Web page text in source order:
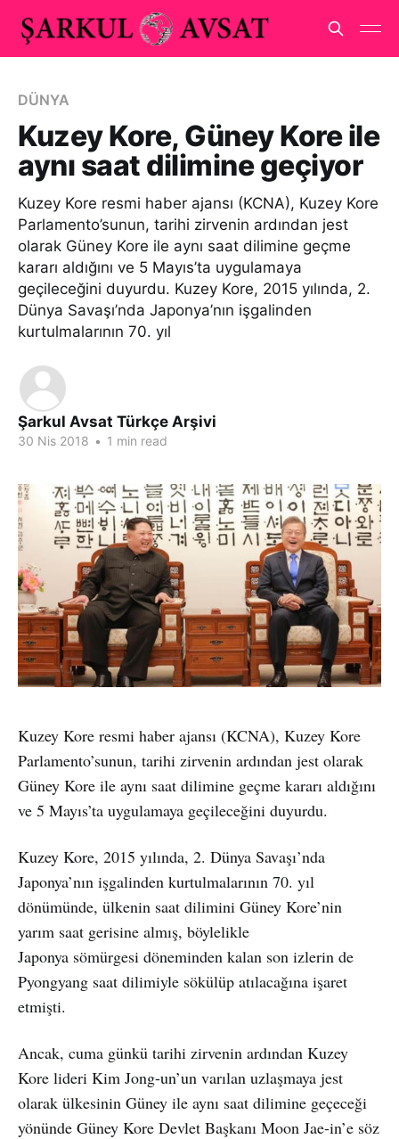
DÜNYA
Kuzey Kore, Güney Kore ile
aynı saat dilimine geçiyor
Kuzey Kore resmi haber ajansı (KCNA), Kuzey Kore
Parlamento’sunun, tarihi zirvenin ardından jest
olarak Güney Kore ile aynı saat dilimine geçme
kararı aldığını ve 5 Mayıs’ta uygulamaya
geçileceğini duyurdu. Kuzey Kore, 2015 yılında, 2.
Dünya Savaşı’nda Japonya’nın işgalinden
kurtulmalarının 70. yıl
Şarkul Avsat Türkçe Arşivi
30 Nis 2018 • 1 min read
Kuzey Kore resmi haber ajansı (KCNA), Kuzey Kore
Parlamento’sunun, tarihi zirvenin ardından jest olarak
Güney Kore ile aynı saat dilimine geçme kararı aldığını
ve 5 Mayıs’ta uygulamaya geçileceğini duyurdu.
Kuzey Kore, 2015 yılında, 2. Dünya Savaşı’nda
Japonya’nın işgalinden kurtulmalarının 70. yıl
dönümünde, ülkenin saat dilimini Güney Kore’nin
yarım saat gerisine almış, böylelikle
Japonya sömürgesi döneminden kalan son izlerin de
Pyongyang saat dilimiyle sökülüp atılacağına işaret
etmişti.
Ancak, cuma günkü tarihi zirvenin ardından Kuzey
Kore lideri Kim Jong-un’un varılan uzlaşmaya jest
olarak ülkesinin Güney ile aynı saat dilimine geçeceği
yönünde Güney Kore Devlet Başkanı Moon Jae-in’e söz